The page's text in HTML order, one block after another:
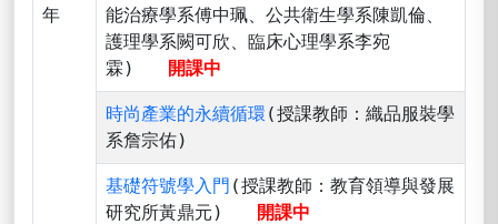
年
能治療學系傅中珮、公共衛生學系陳凱倫、
護理學系闕可欣、臨床心理學系李宛
霖)
開課中
時尚產業的永續循環 (授課教師：織品服裝學
系詹宗佑)
基礎符號學入門 (授課教師：教育領導與發展
研究所黃鼎元)
開課中